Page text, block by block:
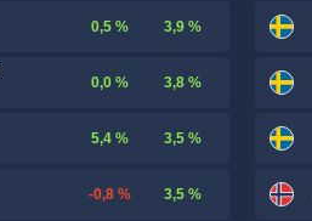
0,5 % 3,9 %
0,0 % 3,8 %
5,4 % 3,5 %
-0,8 % 3,5 %